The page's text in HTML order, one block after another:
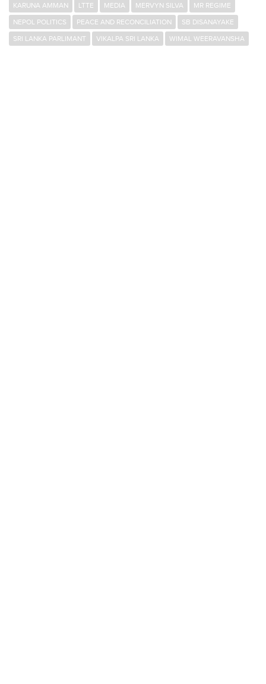
KARUNA AMMAN
LTTE MEDIA MERVYN SILVA
MR REGIME
NEPOL POLITICS
PEACE AND RECONCILIATION
SB DISANAYAKE
SRI LANKA PARLIMANT
VIKALPA SRI LANKA WIMAL WEERAVANSHA